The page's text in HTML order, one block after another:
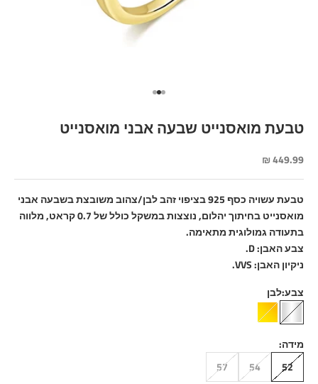
עבור לפריט 1
עבור לפריט 2
עבור לפריט 3
טבעת מואסנייט שבעה אבני מואסנייט
מחיר מבצע
449.99 ₪
טבעת עשויה כסף 925 בציפוי זהב לבן/צהוב משובצת בשבעה אבני
מואסנייט בחיתוךיהלום,
נוצצות במשקל כולל של 0.7 קראט, מלווה
בתעודה גמולוגית מתאימה.
צבע האבן: D.
ניקיון האבן: VVS.
צבע:לבן
לבן
צהוב
מידה:
52
54
57